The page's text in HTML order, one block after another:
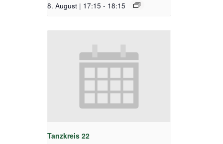
8. August | 17:15 - 18:15
Tanzkreis 22